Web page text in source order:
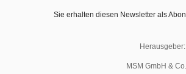
Sie erhalten diesen Newsletter als
Herausgeber:
MSM GmbH &